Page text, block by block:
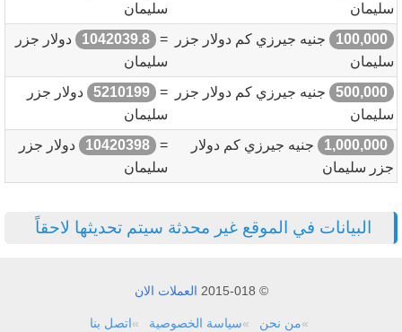
سليمان
سليمان
100,000
جنيه جيرزي كم دولار جزر
سليمان
=
1042039.8
دولار جزر
سليمان
500,000
جنيه جيرزي كم دولار جزر
سليمان
=
5210199
دولار جزر
سليمان
1,000,000
جنيه جيرزي كم دولار
جزر سليمان
=
10420398
دولار جزر
سليمان
البيانات في الموقع غير محدثة سيتم تحديثها لاحقاً
© 2015-018 العملات الان
من نحن سياسة الخصوصية اتصل بنا